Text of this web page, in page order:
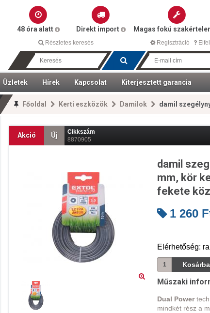
48 óra alatt Direkt import Magas fokú
Részletes keresés Regisztráció
Üzletek Hírek Kapcsolat Kiterjesztett garancia
Főoldal Kerti eszközök Damilok damil szegélynyíró géphez
Akció Új
Cikkszám
8870905
damil
mm, kör
fekete
1 260
Elérhetőség:
Műszaki
Dual Power
mindkét rész a